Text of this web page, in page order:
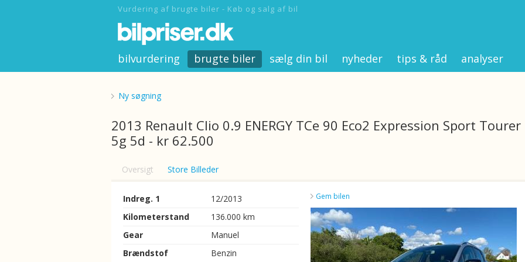
Vurdering af brugte biler - Køb og salg af bil
bilvurdering brugte biler sælg din bil nyheder tips & råd analyser
Ny søgning
2013 Renault Clio 0.9 ENERGY TCe 90 Eco2 Expression Sport Tourer
5g 5d - kr 62.500
Oversigt Store Billeder
Indreg. 1
12/2013
Kilometerstand
136.000 km
Gear
Manuel
Brændstof
Benzin
Gem bilen